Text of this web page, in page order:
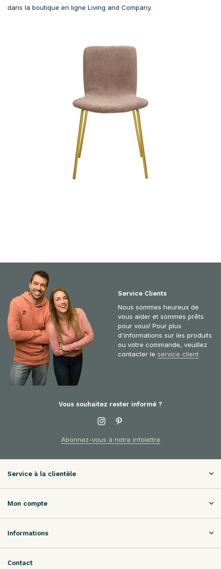
dans la boutique en ligne Living and Company.
Service Clients
Nous sommes heureux de
vous aider et sommes prêts
pour vous! Pour plus
d'informations sur les produits
ou votre commande, veuillez
contacter le service client
Vous souhaitez rester informé ?
Abonnez-vous à notre infolettre
Service à la clientèle
Mon compte
Informations
Contact